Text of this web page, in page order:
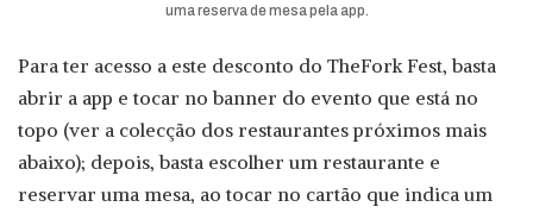
uma reserva de mesa pela app.
Para ter acesso a este desconto do TheFork Fest, basta
abrir a app e tocar no banner do evento que está no
topo (ver a colecção dos restaurantes próximos mais
abaixo); depois, basta escolher um restaurante e
reservar uma mesa, ao tocar no cartão que indica um